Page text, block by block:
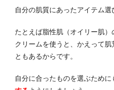
自分の肌質にあったアイテム選
たとえば脂性肌（オイリー肌
クリームを使うと、かえって
ともあるからです。
自分に合ったものを選ぶために